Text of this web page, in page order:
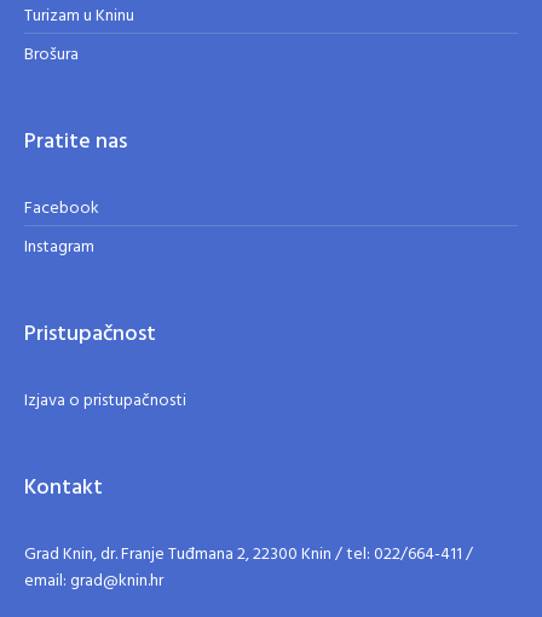
Turizam u Kninu
Brošura
Pratite nas
Facebook
Instagram
Pristupačnost
Izjava o pristupačnosti
Kontakt
Grad Knin, dr. Franje Tuđmana 2, 22300 Knin / tel: 022/664-411 /
email: grad@knin.hr